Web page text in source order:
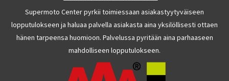
Supermoto Center pyrkii toimiessaan asiakastyytyväiseen
lopputulokseen ja haluaa palvella asiakasta aina yksilöllisesti ottaen
hänen tarpeensa huomioon. Palvelussa pyritään aina parhaaseen
mahdolliseen lopputulokseen.